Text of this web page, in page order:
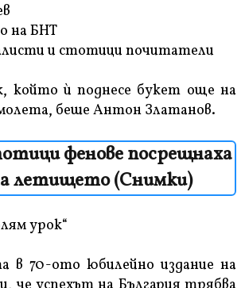
на БНТ
и стотици почитатели
който ѝ поднесе букет още на
беше Антон Златанов.
фенове посрещнаха
летището (Снимки)
урок“
в 70-ото юбилейно издание на